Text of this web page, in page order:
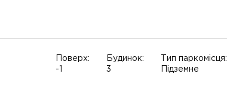
Поверх:
-1
Будинок:
3
Тип паркомісця:
Підземне